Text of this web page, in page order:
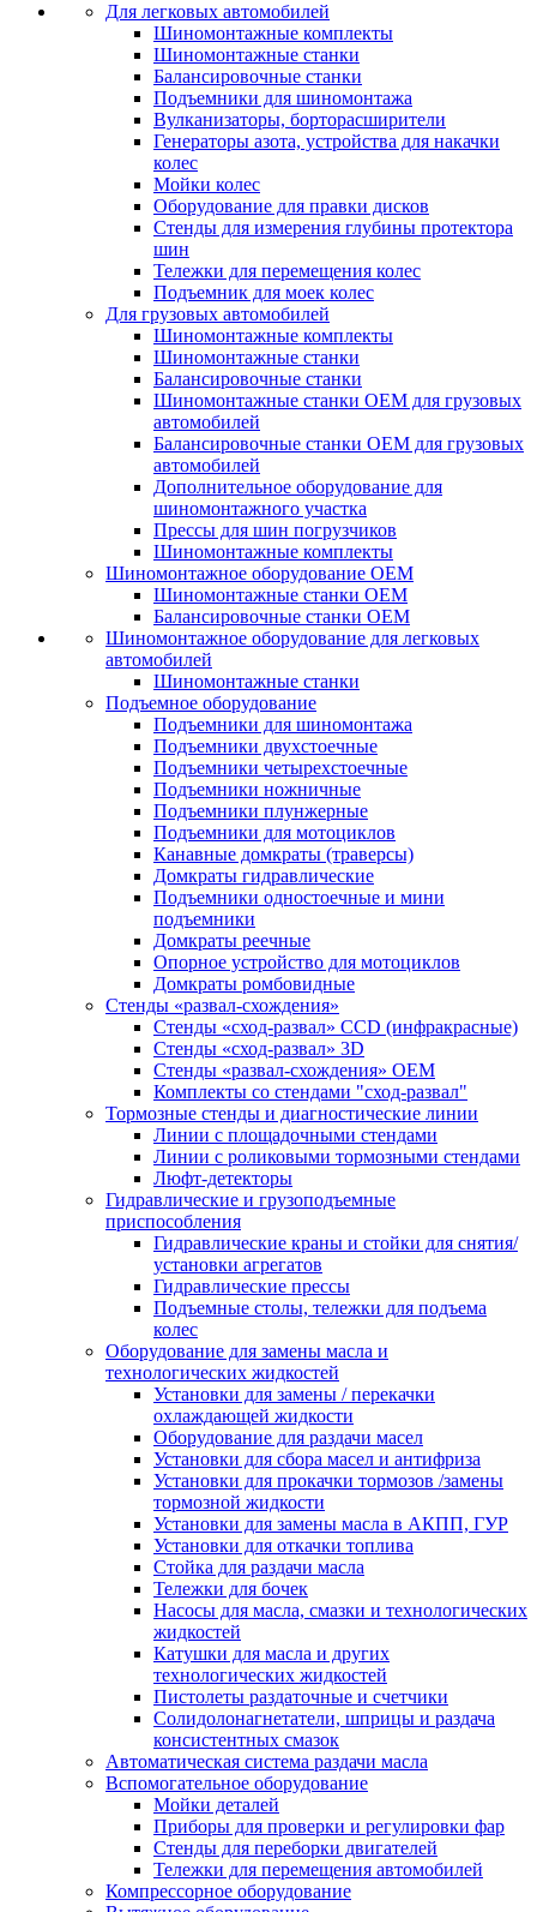
Для легковых автомобилей
Шиномонтажные комплекты
Шиномонтажные станки
Балансировочные станки
Подъемники для шиномонтажа
Вулканизаторы, борторасширители
Генераторы азота, устройства для накачки
колес
Мойки колес
Оборудование для правки дисков
Стенды для измерения глубины протектора
шин
Тележки для перемещения колес
Подъемник для моек колеc
Для грузовых автомобилей
Шиномонтажные комплекты
Шиномонтажные станки
Балансировочные станки
Шиномонтажные станки ОЕМ для грузовых
автомобилей
Балансировочные станки ОЕМ для грузовых
автомобилей
Дополнительное оборудование для
шиномонтажного участка
Прессы для шин погрузчиков
Шиномонтажные комплекты
Шиномонтажное оборудование ОЕМ
Шиномонтажные станки ОЕМ
Балансировочные станки ОЕМ
Шиномонтажное оборудование для легковых
автомобилей
Шиномонтажные станки
Подъемное оборудование
Подъемники для шиномонтажа
Подъемники двухстоечные
Подъемники четырехстоечные
Подъемники ножничные
Подъемники плунжерные
Подъемники для мотоциклов
Канавные домкраты (траверсы)
Домкраты гидравлические
Подъемники одностоечные и мини
подъемники
Домкраты реечные
Опорное устройство для мотоциклов
Домкраты ромбовидные
Стенды «развал-схождения»
Стенды «сход-развал» CCD (инфракрасные)
Стенды «сход-развал» 3D
Стенды «развал-схождения» ОЕМ
Комплекты со стендами "сход-развал"
Тормозные стенды и диагностические линии
Линии с площадочными стендами
Линии с роликовыми тормозными стендами
Люфт-детекторы
Гидравлические и грузоподъемные
приспособления
Гидравлические краны и стойки для снятия/
установки агрегатов
Гидравлические прессы
Подъемные столы, тележки для подъема
колес
Оборудование для замены масла и
технологических жидкостей
Установки для замены / перекачки
охлаждающей жидкости
Оборудование для раздачи масел
Установки для сбора масел и антифриза
Установки для прокачки тормозов /замены
тормозной жидкости
Установки для замены масла в АКПП, ГУР
Установки для откачки топлива
Стойка для раздачи масла
Тележки для бочек
Насосы для масла, смазки и технологических
жидкостей
Катушки для масла и других
технологических жидкостей
Пистолеты раздаточные и счетчики
Солидолонагнетатели, шприцы и раздача
консистентных смазок
Автоматическая система раздачи масла
Вспомогательное оборудование
Мойки деталей
Приборы для проверки и регулировки фар
Стенды для переборки двигателей
Тележки для перемещения автомобилей
Компрессорное оборудование